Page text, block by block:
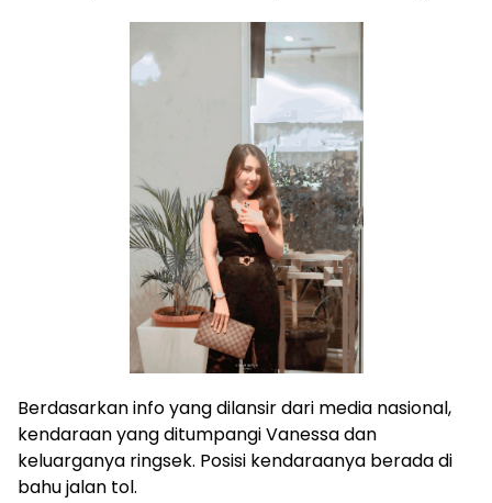
Berdasarkan info yang dilansir dari media nasional,
kendaraan yang ditumpangi Vanessa dan
keluarganya ringsek. Posisi kendaraanya berada di
bahu jalan tol.